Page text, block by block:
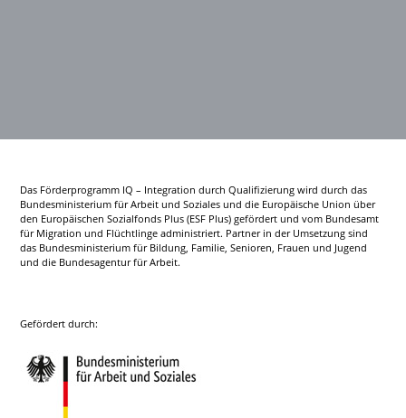
Das Förderprogramm IQ – Integration durch Qualifizierung wird durch das
Bundesministerium für Arbeit und Soziales und die Europäische Union über
den Europäischen Sozialfonds Plus (ESF Plus) gefördert und vom Bundesamt
für Migration und Flüchtlinge administriert. Partner in der Umsetzung sind
das Bundesministerium für Bildung, Familie, Senioren, Frauen und Jugend
und die Bundesagentur für Arbeit.
Gefördert durch: